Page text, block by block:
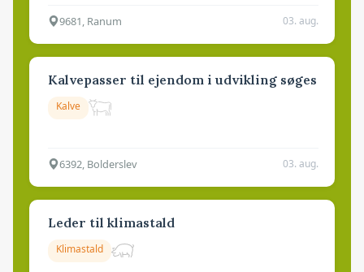
9681, Ranum 03. aug.
Kalvepasser til ejendom i udvikling søges
Kalve
6392, Bolderslev 03. aug.
Leder til klimastald
Klimastald